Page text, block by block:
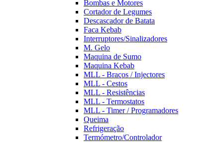
Bombas e Motores
Cortador de Legumes
Descascador de Batata
Faca Kebab
Interruptores/Sinalizadores
M. Gelo
Maquina de Sumo
Maquina Kebab
MLL - Braços / Injectores
MLL - Cestos
MLL - Resistências
MLL - Termostatos
MLL - Timer / Programadores
Queima
Refrigeração
Termómetro/Controlador